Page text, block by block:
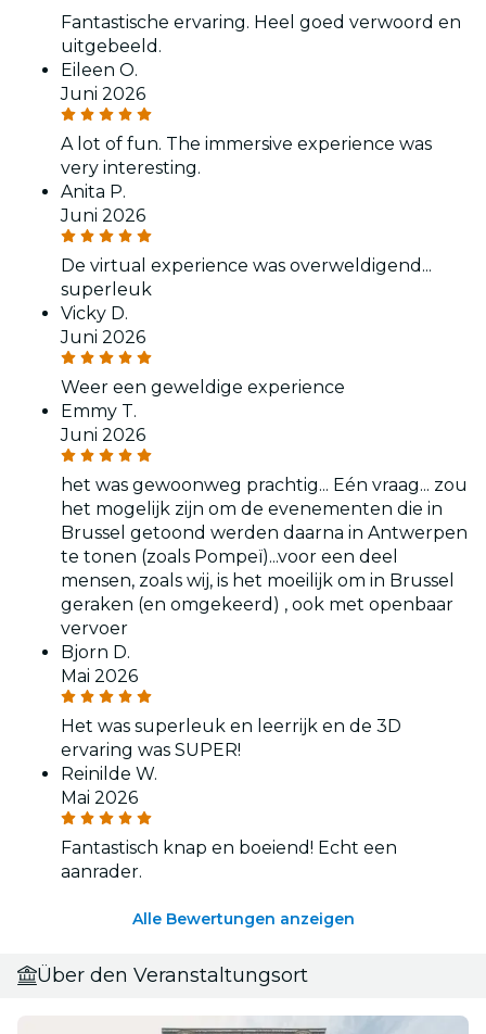
Fantastische ervaring. Heel goed verwoord en
uitgebeeld.
Eileen O.
Juni 2026
A lot of fun. The immersive experience was
very interesting.
Anita P.
Juni 2026
De virtual experience was overweldigend...
superleuk
Vicky D.
Juni 2026
Weer een geweldige experience
Emmy T.
Juni 2026
het was gewoonweg prachtig... Eén vraag... zou
het mogelijk zijn om de evenementen die in
Brussel getoond werden daarna in Antwerpen
te tonen (zoals Pompeï)...voor een deel
mensen, zoals wij, is het moeilijk om in Brussel
geraken (en omgekeerd) , ook met openbaar
vervoer
Bjorn D.
Mai 2026
Het was superleuk en leerrijk en de 3D
ervaring was SUPER!
Reinilde W.
Mai 2026
Fantastisch knap en boeiend! Echt een
aanrader.
Alle Bewertungen anzeigen
Über den Veranstaltungsort